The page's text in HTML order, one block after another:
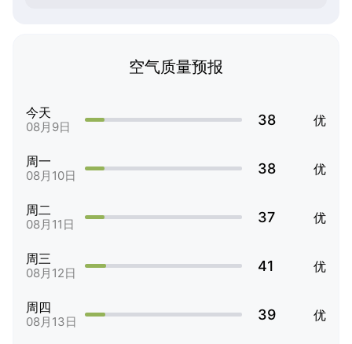
空气质量预报
今天
08月9日 38 优
周一
08月10日 38 优
周二
08月11日 37 优
周三
08月12日 41 优
周四
08月13日 39 优